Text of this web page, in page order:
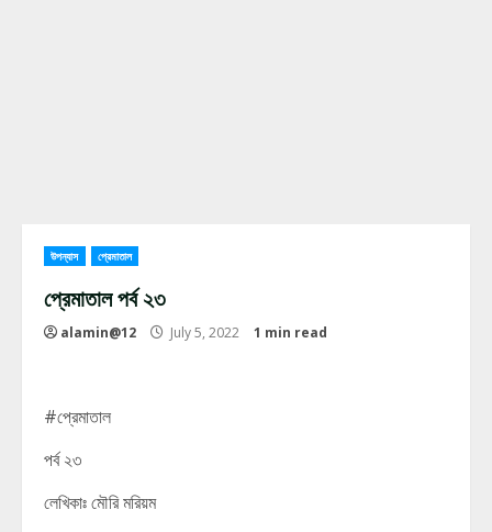
উপন্যাস প্রেমাতাল
প্রেমাতাল পর্ব ২৩
alamin@12 July 5, 2022 1 min read
#প্রেমাতাল
পর্ব ২৩
লেখিকাঃ মৌরি মরিয়ম